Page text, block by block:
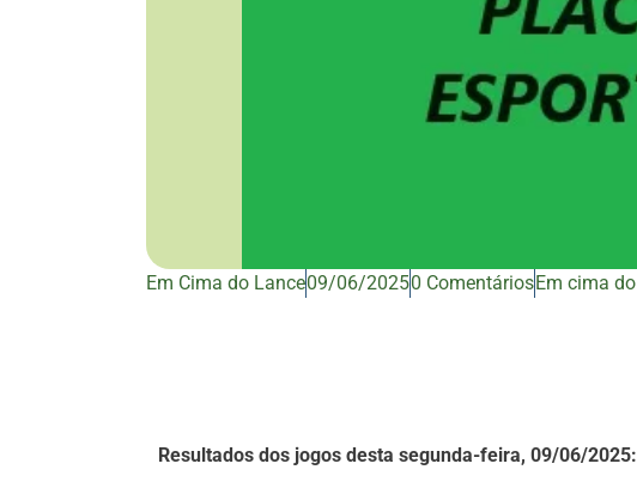
Em Cima do Lance09/06/20250 ComentáriosEm cima
Resultados dos jogos desta segunda-feira, 09/06/2025: